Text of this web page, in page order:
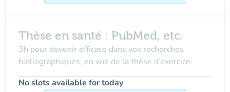
Thèse en santé : PubMed, etc.
3h pour devenir efficace dans vos recherches
bibliographiques, en vue de la thèse d’exercice.
No slots available for today